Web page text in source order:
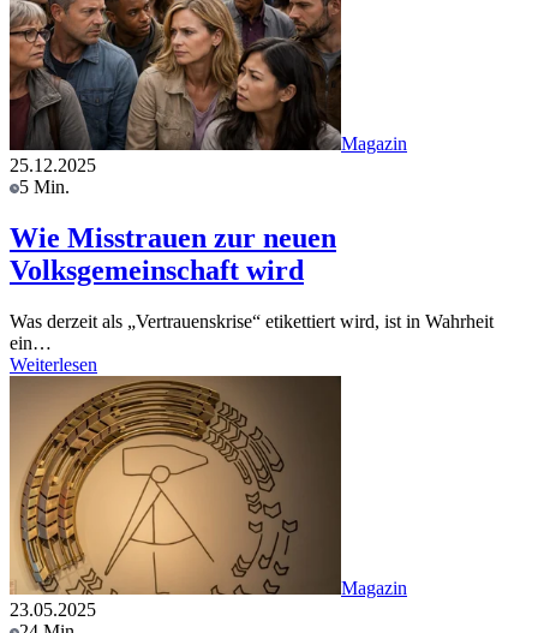
Magazin
25.12.2025
5 Min.
Wie Misstrauen zur neuen
Volksgemeinschaft wird
Was derzeit als „Vertrauenskrise“ etikettiert wird, ist in Wahrheit
ein…
Weiterlesen
Magazin
23.05.2025